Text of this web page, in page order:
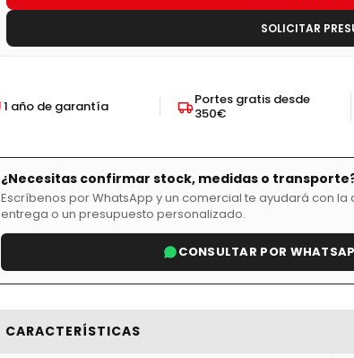
SOLICITAR
1 año de garantía
Portes gratis desde
350€
¿Necesitas confirmar stock, medidas o
Escríbenos por WhatsApp y un comercial te ayudará con
entrega o un presupuesto personalizado.
CONSULTAR POR
CARACTERÍSTICAS